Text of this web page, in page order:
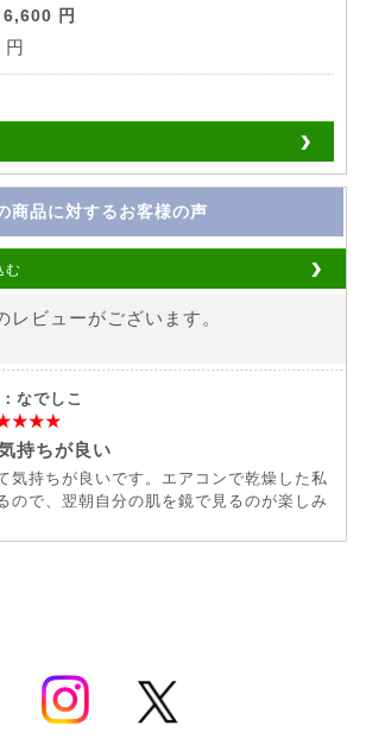
6,600 円
商品に対するお客様の声
む
レビューがございます。
なでしこ
持ちが良い
気持ちが良いです。エアコンで乾燥した私
ので、翌朝自分の肌を鏡で見るのが楽しみ